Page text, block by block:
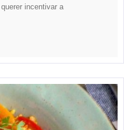
incentivar a